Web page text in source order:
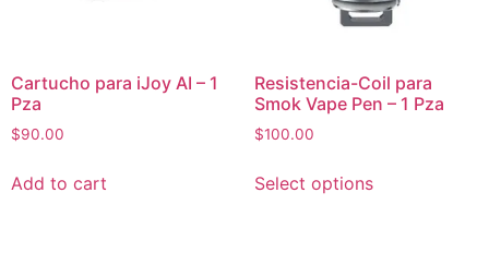
Cartucho para iJoy AI – 1
Pza
$90.00
Add to cart
Resistencia-Coil para
Smok Vape Pen – 1 Pza
$100.00
Select options